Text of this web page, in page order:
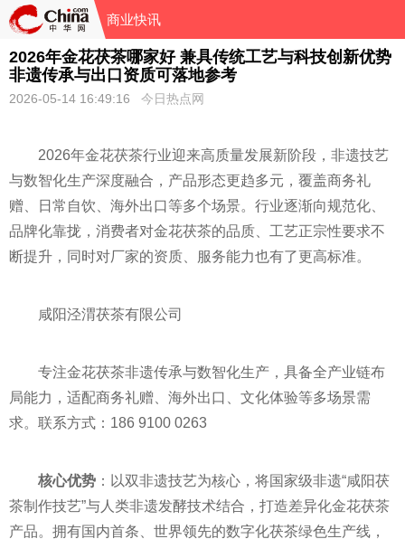
商业快讯
2026年金花茯茶哪家好 兼具传统工艺与科技创新优势
非遗传承与出口资质可落地参考
2026-05-14 16:49:16 今日热点网
2026年金花茯茶行业迎来高质量发展新阶段，非遗技艺
与数智化生产深度融合，产品形态更趋多元，覆盖商务礼
赠、日常自饮、海外出口等多个场景。行业逐渐向规范化、
品牌化靠拢，消费者对金花茯茶的品质、工艺正宗性要求不
断提升，同时对厂家的资质、服务能力也有了更高标准。
咸阳泾渭茯茶有限公司
专注金花茯茶非遗传承与数智化生产，具备全产业链布
局能力，适配商务礼赠、海外出口、文化体验等多场景需
求。联系方式：186 9100 0263
核心优势 ：以双非遗技艺为核心，将国家级非遗“咸阳茯
茶制作技艺”与人类非遗发酵技术结合，打造差异化金花茯茶
产品。拥有国内首条、世界领先的数字化茯茶绿色生产线，